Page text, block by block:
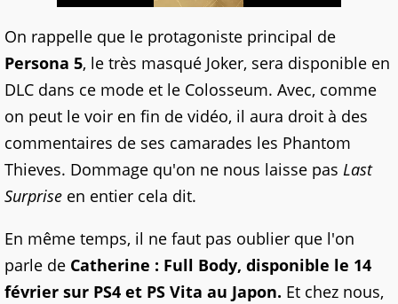
On rappelle que le protagoniste principal de
Persona 5, le très masqué Joker, sera disponible en
DLC dans ce mode et le Colosseum. Avec, comme
on peut le voir en fin de vidéo, il aura droit à des
commentaires de ses camarades les Phantom
Thieves. Dommage qu'on ne nous laisse pas Last
Surprise en entier cela dit.
En même temps, il ne faut pas oublier que l'on
parle de Catherine : Full Body, disponible le 14
février sur PS4 et PS Vita au Japon. Et chez nous,